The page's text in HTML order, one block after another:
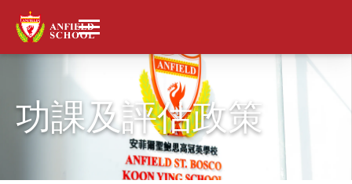
功課及評估政策